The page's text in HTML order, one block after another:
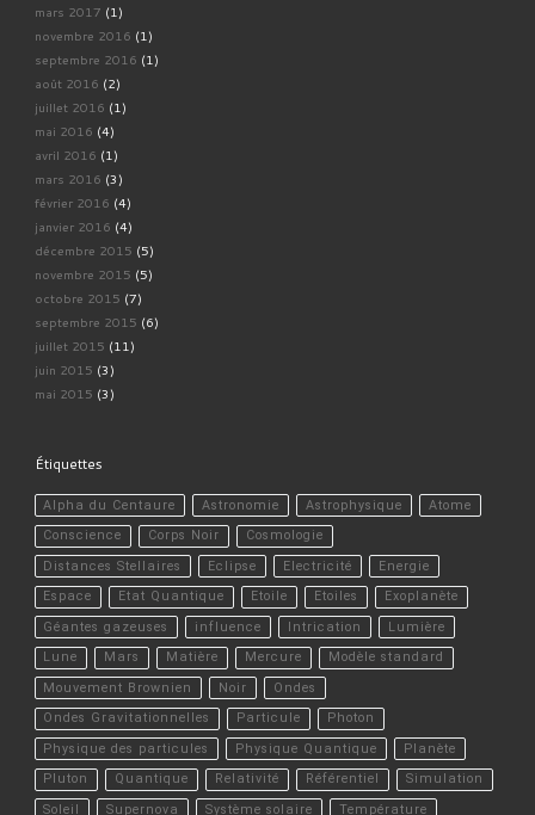
mars 2017 (1)
novembre 2016 (1)
septembre 2016 (1)
août 2016 (2)
juillet 2016 (1)
mai 2016 (4)
avril 2016 (1)
mars 2016 (3)
février 2016 (4)
janvier 2016 (4)
décembre 2015 (5)
novembre 2015 (5)
octobre 2015 (7)
septembre 2015 (6)
juillet 2015 (11)
juin 2015 (3)
mai 2015 (3)
Étiquettes
Alpha du Centaure Astronomie Astrophysique
Atome
Conscience
Corps Noir
Cosmologie
Distances Stellaires
Eclipse Electricité
Energie
Espace
Etat Quantique Etoile Etoiles
Exoplanète
Géantes gazeuses
influence Intrication
Lumière
Lune
Mars Matière Mercure
Modèle standard
Mouvement Brownien
Noir
Ondes
Ondes Gravitationnelles
Particule
Photon
Physique des particules
Physique Quantique
Planète
Pluton
Quantique Relativité Référentiel
Simulation
Soleil
Supernova Système solaire Température